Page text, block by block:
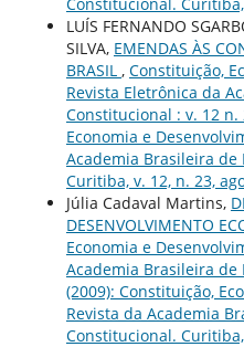
LUÍS FERNANDO
SILVA, EMENDAS ÀS
BRASIL , Constituição,
Revista Eletrônica da
Constitucional : v. 12 n.
Economia e
Academia Brasileira
Curitiba, v. 12, n. 23,
Júlia Cadaval Martins,
DESENVOLVIMENTO
Economia e
Academia Brasileira de
(2009): Constituição,
Revista da Academia
Constitucional.